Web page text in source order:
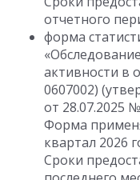
отчетного
форма
активности в
0607002)
от 28.07.2025
Форма
квартал 2026
Сроки